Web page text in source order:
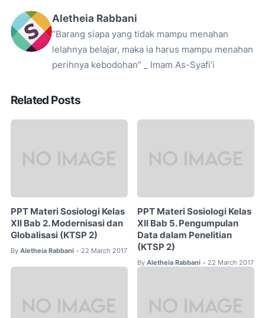
Aletheia Rabbani
“Barang siapa yang tidak mampu menahan
lelahnya belajar, maka ia harus mampu menahan
perihnya kebodohan” _ Imam As-Syafi’i
Related Posts
PPT Materi Sosiologi Kelas
XII Bab 2. Modernisasi dan
Globalisasi (KTSP 2)
By Aletheia Rabbani • 22 March 2017
PPT Materi Sosiologi Kelas
XII Bab 5. Pengumpulan
Data dalam Penelitian
(KTSP 2)
By Aletheia Rabbani • 22 March 2017